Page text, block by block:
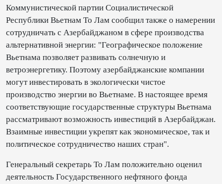
Коммунистической партии Социалистической
Республики Вьетнам То Лам сообщил также о намерении
сотрудничать с Азербайджаном в сфере производства
альтернативной энергии: "Географическое положение
Вьетнама позволяет развивать солнечную и
ветроэнергетику. Поэтому азербайджанские компании
могут инвестировать в экологически чистое
производство энергии во Вьетнаме. В настоящее время
соответствующие государственные структуры Вьетнама
рассматривают возможность инвестиций в Азербайджан.
Взаимные инвестиции укрепят как экономическое, так и
политическое сотрудничество наших стран".
Генеральный секретарь То Лам положительно оценил
деятельность Государственного нефтяного фонда